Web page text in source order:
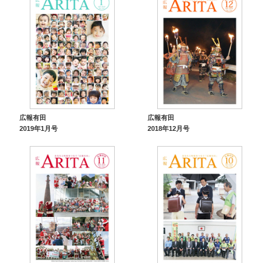
広報有田
2019年1月号
広報有田
2018年12月号